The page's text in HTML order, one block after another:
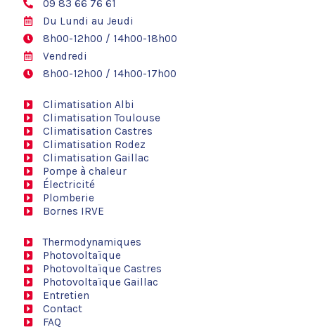
09 83 66 76 61
Du Lundi au Jeudi
8h00-12h00 / 14h00-18h00
Vendredi
8h00-12h00 / 14h00-17h00
Climatisation Albi
Climatisation Toulouse
Climatisation Castres
Climatisation Rodez
Climatisation Gaillac
Pompe à chaleur
Électricité
Plomberie
Bornes IRVE
Thermodynamiques
Photovoltaïque
Photovoltaïque Castres
Photovoltaïque Gaillac
Entretien
Contact
FAQ